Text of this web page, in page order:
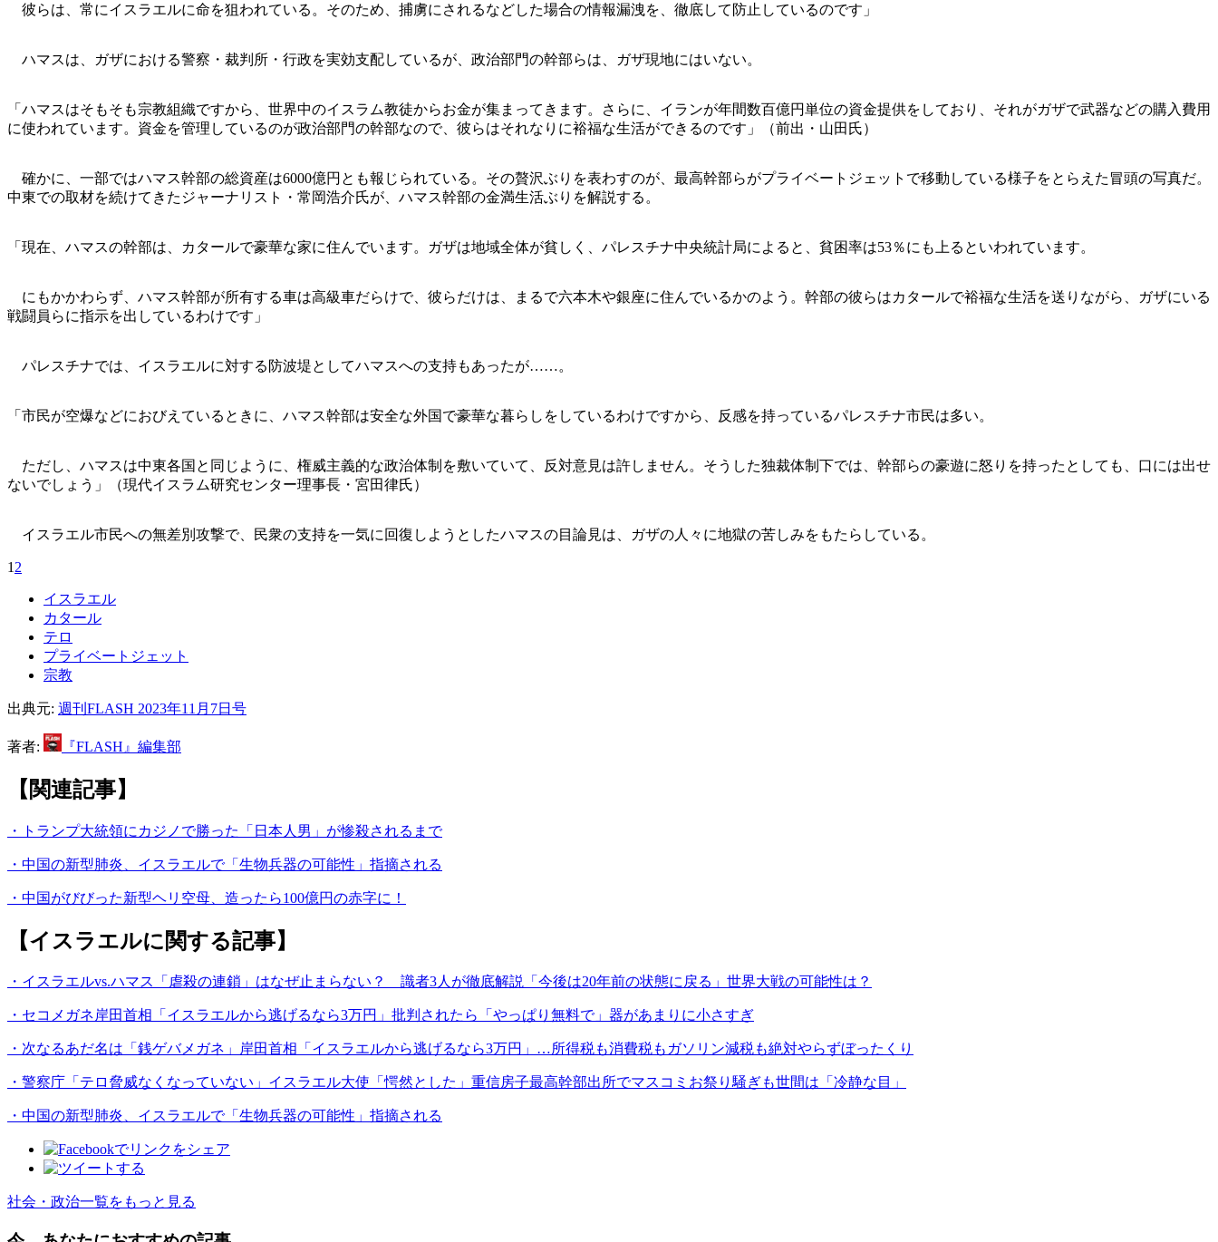
彼らは、常にイスラエルに命を狙われている。そのため、捕虜にされるなどした場合の情報漏洩を、徹底して防止しているのです」
ハマスは、ガザにおける警察・裁判所・行政を実効支配しているが、政治部門の幹部らは、ガザ現地にはいない。
「ハマスはそもそも宗教組織ですから、世界中のイスラム教徒からお金が集まってきます。さらに、イランが年間数百億円単位の資金提供をしており、それがガザで武器などの購入費用
に使われています。資金を管理しているのが政治部門の幹部なので、彼らはそれなりに裕福な生活ができるのです」（前出・山田氏）
確かに、一部ではハマス幹部の総資産は6000億円とも報じられている。その贅沢ぶりを表わすのが、最高幹部らがプライベートジェットで移動している様子をとらえた冒頭の写真だ。
中東での取材を続けてきたジャーナリスト・常岡浩介氏が、ハマス幹部の金満生活ぶりを解説する。
「現在、ハマスの幹部は、カタールで豪華な家に住んでいます。ガザは地域全体が貧しく、パレスチナ中央統計局によると、貧困率は53％にも上るといわれています。
にもかかわらず、ハマス幹部が所有する車は高級車だらけで、彼らだけは、まるで六本木や銀座に住んでいるかのよう。幹部の彼らはカタールで裕福な生活を送りながら、ガザにいる
戦闘員らに指示を出しているわけです」
パレスチナでは、イスラエルに対する防波堤としてハマスへの支持もあったが……。
「市民が空爆などにおびえているときに、ハマス幹部は安全な外国で豪華な暮らしをしているわけですから、反感を持っているパレスチナ市民は多い。
ただし、ハマスは中東各国と同じように、権威主義的な政治体制を敷いていて、反対意見は許しません。そうした独裁体制下では、幹部らの豪遊に怒りを持ったとしても、口には出せ
ないでしょう」（現代イスラム研究センター理事長・宮田律氏）
イスラエル市民への無差別攻撃で、民衆の支持を一気に回復しようとしたハマスの目論見は、ガザの人々に地獄の苦しみをもたらしている。
1 2
イスラエル
カタール
テロ
プライベートジェット
宗教
出典元: 週刊FLASH 2023年11月7日号
著者: 『FLASH』編集部
【関連記事】
・トランプ大統領にカジノで勝った「日本人男」が惨殺されるまで
・中国の新型肺炎、イスラエルで「生物兵器の可能性」指摘される
・中国がびびった新型ヘリ空母、造ったら100億円の赤字に！
【イスラエルに関する記事】
・イスラエルvs.ハマス「虐殺の連鎖」はなぜ止まらない？ 識者3人が徹底解説「今後は20年前の状態に戻る」世界大戦の可能性は？
・セコメガネ岸田首相「イスラエルから逃げるなら3万円」批判されたら「やっぱり無料で」器があまりに小さすぎ
・次なるあだ名は「銭ゲバメガネ」岸田首相「イスラエルから逃げるなら3万円」…所得税も消費税もガソリン減税も絶対やらずぼったくり
・警察庁「テロ脅威なくなっていない」イスラエル大使「愕然とした」重信房子最高幹部出所でマスコミお祭り騒ぎも世間は「冷静な目」
・中国の新型肺炎、イスラエルで「生物兵器の可能性」指摘される
社会・政治一覧をもっと見る